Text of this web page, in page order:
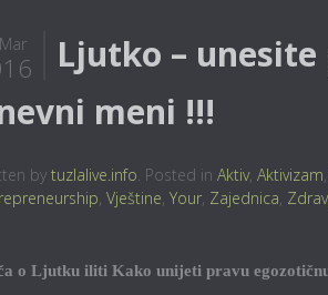
Ljutko –
meni !!!
by tuzlalive.info. Posted in Aktiv, Aktivizam,
, Vještine, Your, Zajednica,
o Ljutku iliti Kako unijeti pravu